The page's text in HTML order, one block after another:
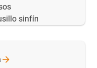
sinfín